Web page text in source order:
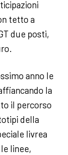
tetto a
due posti,
anno le
la
il percorso
della
livrea
linee,